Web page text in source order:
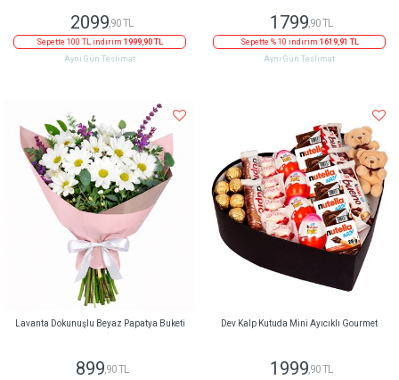
2099 ,90 TL
Sepette 100 TL indirim 1999,90 TL
Aynı Gün Teslimat
1799 ,90 TL
Sepette % 10 indirim 1619,91 TL
Aynı Gün Teslimat
Lavanta Dokunuşlu Beyaz Papatya Buketi
899,90 TL
Dev Kalp Kutuda Mini Ayıcıklı Gourmet
1999,90 TL